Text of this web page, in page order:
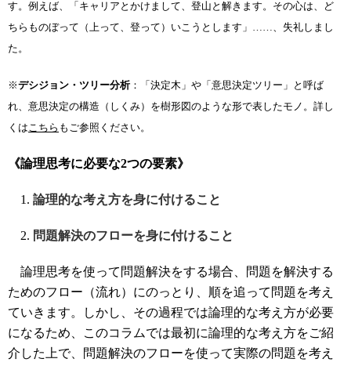
す。例えば、「キャリアとかけまして、登山と解きます。その心は、ど
ちらものぼって（上って、登って）いこうとします」……、失礼しまし
た。
※デシジョン・ツリー分析 ：「決定木」や「意思決定ツリー」と呼ば
れ、意思決定の構造（しくみ）を樹形図のような形で表したモノ。詳し
くはこちら もご参照ください。
《論理思考に必要な2つの要素》
論理的な考え方を身に付けること
問題解決のフローを身に付けること
論理思考を使って問題解決をする場合、問題を解決する
ためのフロー（流れ）にのっとり、順を追って問題を考え
ていきます。しかし、その過程では論理的な考え方が必要
になるため、このコラムでは最初に論理的な考え方をご紹
介した上で、問題解決のフローを使って実際の問題を考え